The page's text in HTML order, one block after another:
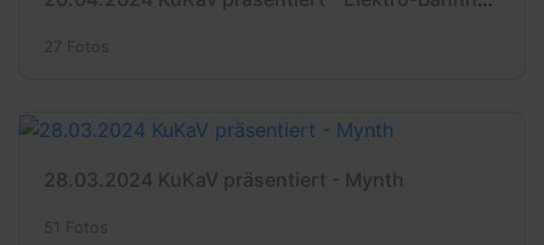
27 Fotos
28.03.2024 KuKaV präsentiert - Mynth
51 Fotos